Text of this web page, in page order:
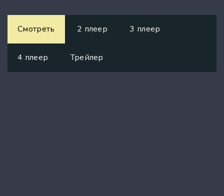
Смотреть 2 плеер 3 плеер
4 плеер Трейлер